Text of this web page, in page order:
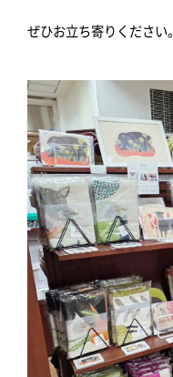
ぜひお立ち寄りください。